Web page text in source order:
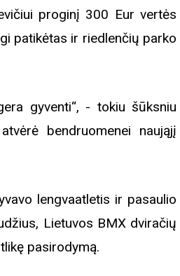
proginį 300 Eur vertės
patikėtas ir riedlenčių parko
gyventi“, - tokiu šūksniu
bendruomenei naująjį
lengvaatletis ir pasaulio
Lietuvos BMX dviračių
pasirodymą.